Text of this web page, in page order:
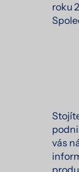
roku
vás